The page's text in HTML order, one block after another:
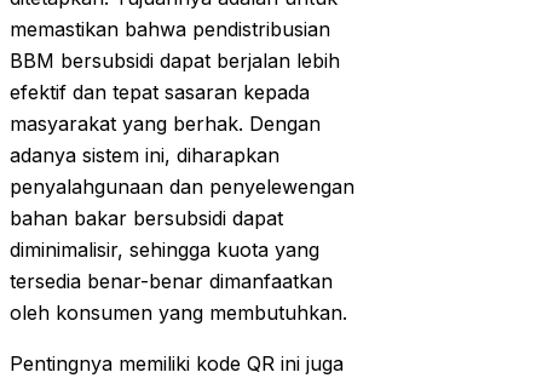
memastikan bahwa pendistribusian
BBM bersubsidi dapat berjalan lebih
efektif dan tepat sasaran kepada
masyarakat yang berhak. Dengan
adanya sistem ini, diharapkan
penyalahgunaan dan penyelewengan
bahan bakar bersubsidi dapat
diminimalisir, sehingga kuota yang
tersedia benar-benar dimanfaatkan
oleh konsumen yang membutuhkan.
Pentingnya memiliki kode QR ini juga